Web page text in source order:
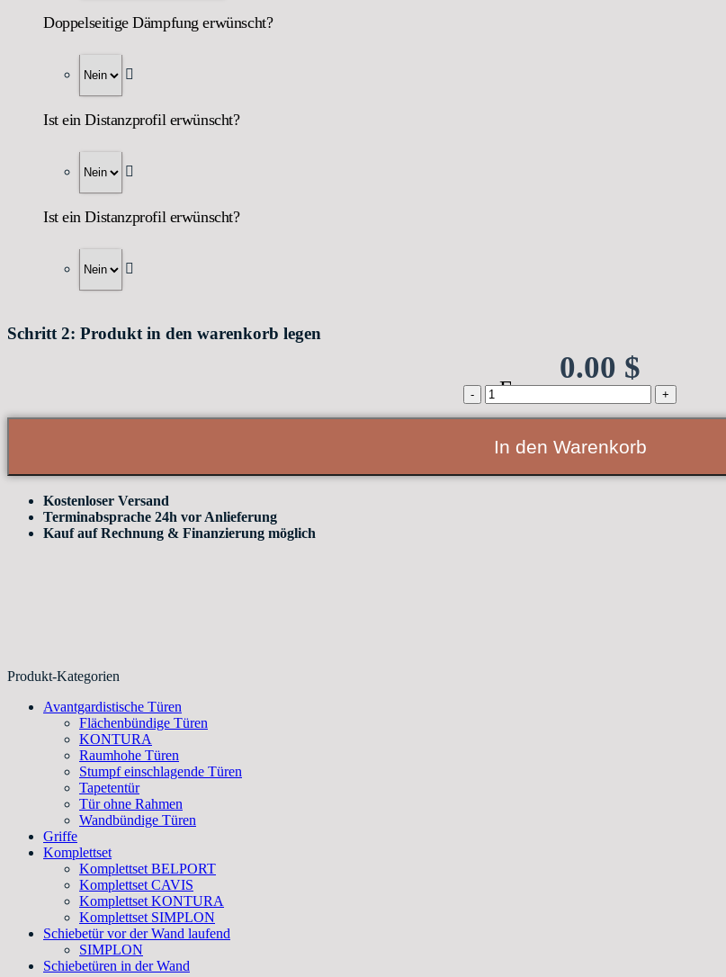
Doppelseitige Dämpfung erwünscht?
Ist ein Distanzprofil erwünscht?
Ist ein Distanzprofil erwünscht?
Schritt 2: Produkt in den warenkorb legen
From:
0.00 $
TRAVAL
T1HA-
C35
In den Warenkorb
Kostenloser Versand
Terminabsprache 24h vor Anlieferung
Kauf auf Rechnung & Finanzierung möglich
Produkt-Kategorien
Avantgardistische Türen
Flächenbündige Türen
KONTURA
Raumhohe Türen
Stumpf einschlagende Türen
Tapetentür
Tür ohne Rahmen
Wandbündige Türen
Griffe
Komplettset
Komplettset BELPORT
Komplettset CAVIS
Komplettset KONTURA
Komplettset SIMPLON
Schiebetür vor der Wand laufend
SIMPLON
Schiebetüren in der Wand